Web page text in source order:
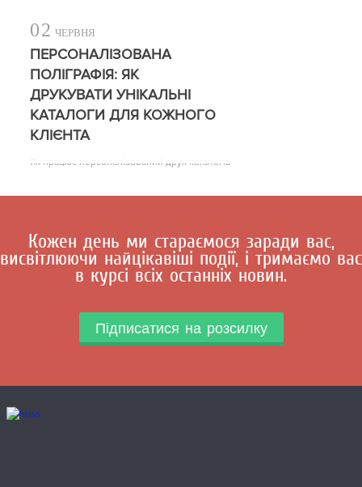
02 ЧЕРВНЯ
ПЕРСОНАЛІЗОВАНА
ПОЛІГРАФІЯ: ЯК
ДРУКУВАТИ УНІКАЛЬНІ
КАТАЛОГИ ДЛЯ КОЖНОГО
КЛІЄНТА
Як працює персоналізований друк каталогів
Кожен день ми стараємося заради вас,
висвітлюючи найцікавіші події, і тримаємо вас
в курсі всіх останніх новин.
Підписатися на розсилку